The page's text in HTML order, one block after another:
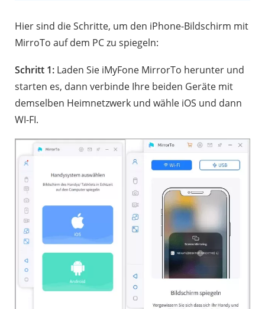
Hier sind die Schritte, um den iPhone-Bildschirm mit
MirroTo auf dem PC zu spiegeln:
Schritt 1: Laden Sie iMyFone MirrorTo herunter und
starten es, dann verbinde Ihre beiden Geräte mit
demselben Heimnetzwerk und wähle iOS und dann
WI-FI.